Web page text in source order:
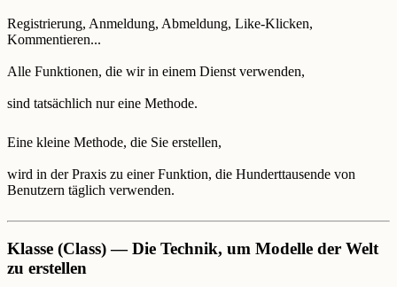
Registrierung, Anmeldung, Abmeldung, Like-Klicken,
Kommentieren...
Alle Funktionen, die wir in einem Dienst verwenden,
sind tatsächlich nur eine Methode.
Eine kleine Methode, die Sie erstellen,
wird in der Praxis zu einer Funktion, die Hunderttausende von
Benutzern täglich verwenden.
Klasse (Class) — Die Technik, um Modelle der Welt
zu erstellen